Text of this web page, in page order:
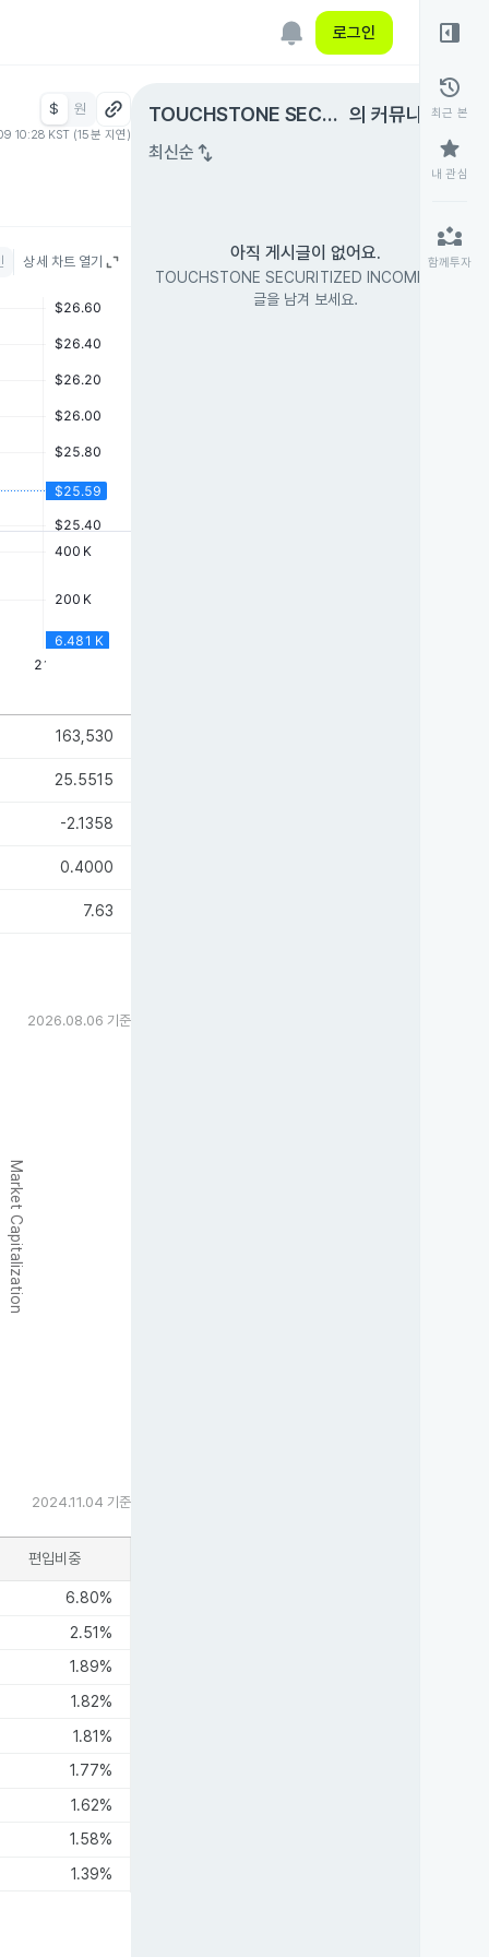
로그인
$ 원
10:28 KST (15분 지연)
상세 차트 열기
TOUCHSTONE SECUR
ITIZED INCOME
의 커뮤니티expand_circle_right
최신순 swap_vert
아직 게시글이 없어요.
TOUCHSTONE SECURITIZED INCOME의 첫
글을 남겨 보세요.
right_panel_open
history
최근 본
star
내 관심
partner_exchange
함께투자